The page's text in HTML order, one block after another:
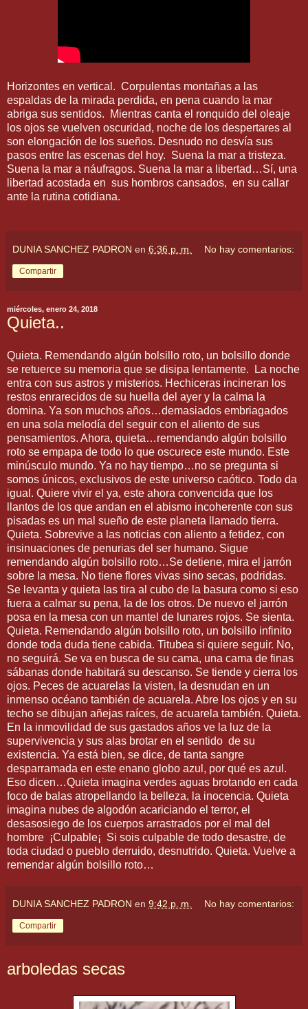
Horizontes en vertical. Corpulentas montañas a las
espaldas de la mirada perdida, en pena cuando la mar
abriga sus sentidos.
Mientras canta el ronquido del oleaje
los ojos se vuelven oscuridad, noche de los despertares al
son elongación de los sueños. Desnudo no desvía sus
pasos entre las escenas del hoy. Suena la mar a tristeza.
Suena la mar a náufragos. Suena la mar a libertad…Sí, una
libertad acostada en sus hombros cansados, en su callar
ante la rutina cotidiana.
DUNIA SANCHEZ PADRON en 6:36 p. m. No hay comentarios:
Compartir
miércoles, enero 24, 2018
Quieta..
Quieta. Remendando algún bolsillo roto, un bolsillo donde
se retuerce su memoria que se disipa lentamente. La noche
entra con sus astros y misterios. Hechiceras incineran los
restos enrarecidos de su huella del ayer y la calma la
domina. Ya son muchos años…demasiados embriagados
en una sola melodía del seguir con el aliento de sus
pensamientos. Ahora, quieta…remendando algún bolsillo
roto se empapa de todo lo que oscurece este mundo. Este
minúsculo mundo. Ya no hay tiempo…no se pregunta si
somos únicos, exclusivos de este universo caótico. Todo da
igual. Quiere vivir el ya, este ahora convencida que los
llantos de los que andan en el abismo incoherente con sus
pisadas es un mal sueño de este planeta llamado tierra.
Quieta. Sobrevive a las noticias con aliento a fetidez, con
insinuaciones de penurias del ser humano. Sigue
remendando algún bolsillo roto…Se detiene, mira el jarrón
sobre la mesa. No tiene flores vivas sino secas, podridas.
Se levanta y quieta las tira al cubo de la basura como si eso
fuera a calmar su pena, la de los otros. De nuevo el jarrón
posa en la mesa con un mantel de lunares rojos. Se sienta.
Quieta. Remendando algún bolsillo roto, un bolsillo infinito
donde toda duda tiene cabida. Titubea si quiere seguir. No,
no seguirá. Se va en busca de su cama, una cama de finas
sábanas donde habitará su descanso. Se tiende y cierra los
ojos. Peces de acuarelas la visten, la desnudan en un
inmenso océano también de acuarela. Abre los ojos y en su
techo se dibujan añejas raíces, de acuarela también. Quieta.
En la inmovilidad de sus gastados años ve la luz de la
supervivencia y sus alas brotar en el sentido de su
existencia. Ya está bien, se dice, de tanta sangre
desparramada en este enano globo azul, por qué es azul.
Eso dicen…Quieta imagina verdes aguas brotando en cada
foco de balas atropellando la belleza, la inocencia. Quieta
imagina nubes de algodón acariciando el terror, el
desasosiego de los cuerpos arrastrados por el mal del
hombre ¡Culpable¡ Si sois culpable de todo desastre, de
toda ciudad o pueblo derruido, desnutrido. Quieta. Vuelve a
remendar algún bolsillo roto…
DUNIA SANCHEZ PADRON en 9:42 p. m. No hay comentarios:
Compartir
arboledas secas